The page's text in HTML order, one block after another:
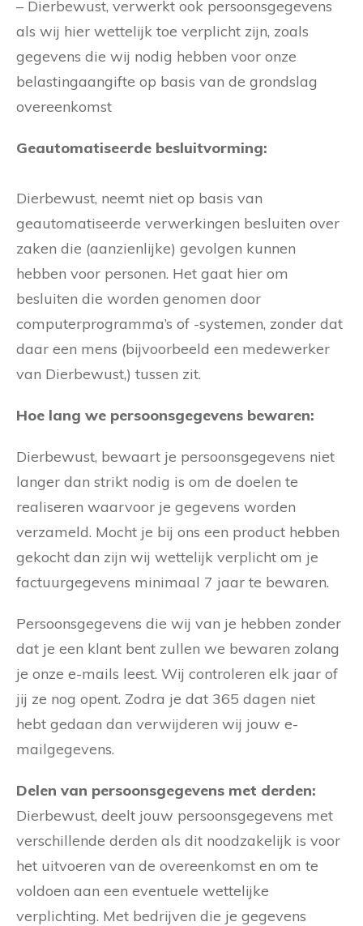
– Dierbewust, verwerkt ook persoonsgegevens
als wij hier wettelijk toe verplicht zijn, zoals
gegevens die wij nodig hebben voor onze
belastingaangifte op basis van de grondslag
overeenkomst
Geautomatiseerde besluitvorming:
Dierbewust, neemt niet op basis van
geautomatiseerde verwerkingen besluiten over
zaken die (aanzienlijke) gevolgen kunnen
hebben voor personen. Het gaat hier om
besluiten die worden genomen door
computerprogramma’s of -systemen, zonder dat
daar een mens (bijvoorbeeld een medewerker
van Dierbewust,) tussen zit.
Hoe lang we persoonsgegevens bewaren:
Dierbewust, bewaart je persoonsgegevens niet
langer dan strikt nodig is om de doelen te
realiseren waarvoor je gegevens worden
verzameld. Mocht je bij ons een product hebben
gekocht dan zijn wij wettelijk verplicht om je
factuurgegevens minimaal 7 jaar te bewaren.
Persoonsgegevens die wij van je hebben zonder
dat je een klant bent zullen we bewaren zolang
je onze e-mails leest. Wij controleren elk jaar of
jij ze nog opent. Zodra je dat 365 dagen niet
hebt gedaan dan verwijderen wij jouw e-
mailgegevens.
Delen van persoonsgegevens met derden:
Dierbewust, deelt jouw persoonsgegevens met
verschillende derden als dit noodzakelijk is voor
het uitvoeren van de overeenkomst en om te
voldoen aan een eventuele wettelijke
verplichting. Met bedrijven die je gegevens